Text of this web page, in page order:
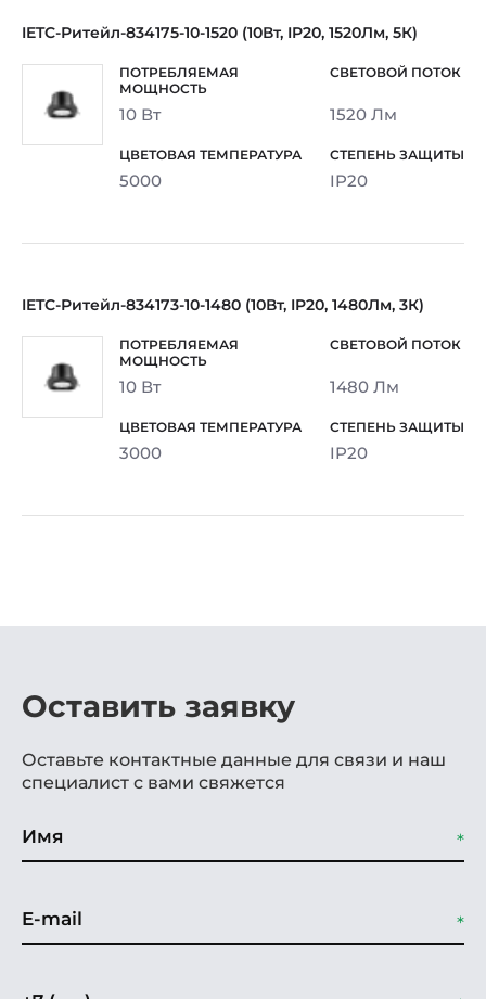
IETC-Ритейл-834175-10-1520 (10Вт, IP20, 1520Лм, 5К)
10 Вт 1520 Лм
5000 IP20
IETC-Ритейл-834173-10-1480 (10Вт, IP20, 1480Лм, 3К)
10 Вт 1480 Лм
3000 IP20
Оставить заявку
Оставьте контактные данные для связи и наш
специалист с вами свяжется